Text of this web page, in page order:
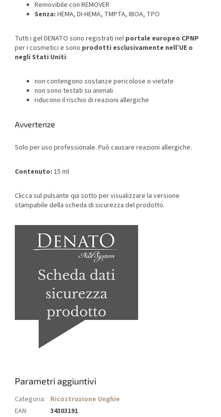
Removibile con REMOVER
Senza: HEMA, DI-HEMA, TMPTA, IBOA, TPO
Tutti i gel DENATO sono registrati nel portale europeo CPNP
per i cosmetici e sono prodotti esclusivamente nell’UE o
negli Stati Uniti:
non contengono sostanze pericolose o vietate
non sono testati su animali
riducono il rischio di reazioni allergiche
Avvertenze
Solo per uso professionale. Può causare reazioni allergiche.
Contenuto: 15 ml
Clicca sul pulsante qui sotto per visualizzare la versione
stampabile della scheda di sicurezza del prodotto.
Parametri aggiuntivi
Categoria: Ricostruzione Unghie
EAN: 34303191